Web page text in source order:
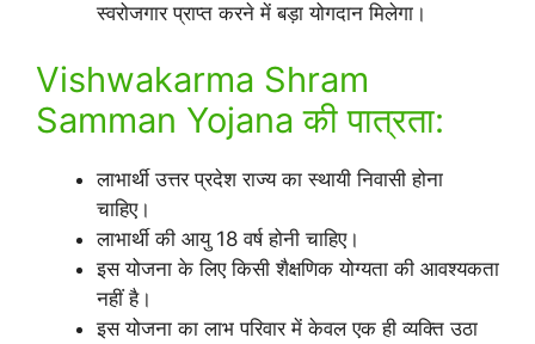
स्वरोजगार प्राप्त करने में बड़ा योगदान मिलेगा।
Vishwakarma Shram
Samman Yojana की पात्रता:
लाभार्थी उत्तर प्रदेश राज्य का स्थायी निवासी होना
चाहिए।
लाभार्थी की आयु 18 वर्ष होनी चाहिए।
इस योजना के लिए किसी शैक्षणिक योग्यता की आवश्यकता
नहीं है।
इस योजना का लाभ परिवार में केवल एक ही व्यक्ति उठा